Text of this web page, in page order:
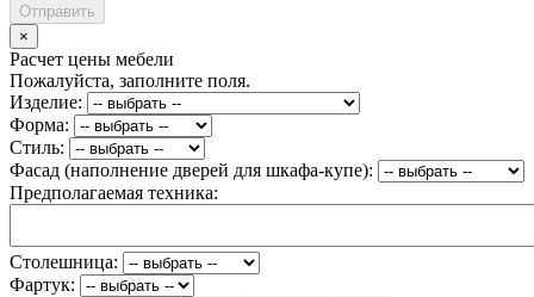
Отправить
×
Расчет цены мебели
Пожалуйста, заполните поля.
Изделие:
Форма:
Стиль:
Фасад (наполнение дверей для шкафа-купе):
Предполагаемая техника:
Столешница:
Фартук: